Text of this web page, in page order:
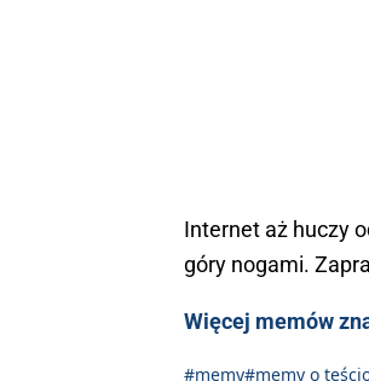
Internet aż huczy
góry nogami.
Więcej memów
#memy#memy o